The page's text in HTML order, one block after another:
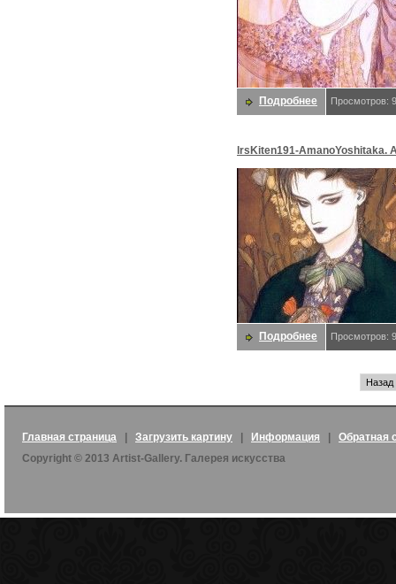
Подробнее Просмотров:
lrsKiten191-AmanoYoshitaka.
Yoshitaka
Подробнее Просмотров:
Назад
Главная страница Загрузить картину Информация
Обратная
Copyright © 2013 Artist-Gallery. Галерея искусства